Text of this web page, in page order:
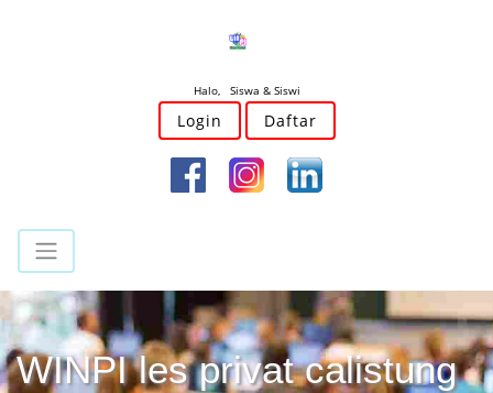
Halo, Siswa & Siswi
Login Daftar
WINPI les privat calistung